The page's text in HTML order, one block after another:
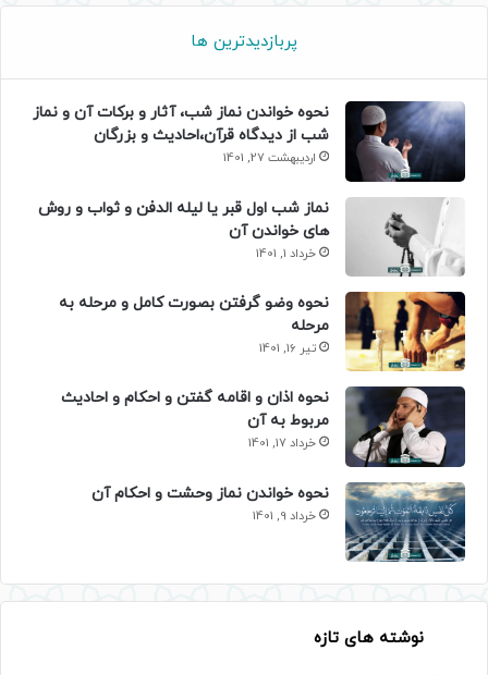
پربازدیدترین ها
نحوه خواندن نماز شب، آثار و برکات آن و نماز
شب از دیدگاه قرآن،احادیث و بزرگان
اردیبهشت 27, 1401
نماز شب اول قبر یا لیله الدفن و ثواب و روش
های خواندن آن
خرداد 1, 1401
نحوه وضو گرفتن بصورت کامل و مرحله به
مرحله
تیر 16, 1401
نحوه اذان و اقامه گفتن و احکام و احادیث
مربوط به آن
خرداد 17, 1401
نحوه خواندن نماز وحشت و احکام آن
خرداد 9, 1401
نوشته های تازه